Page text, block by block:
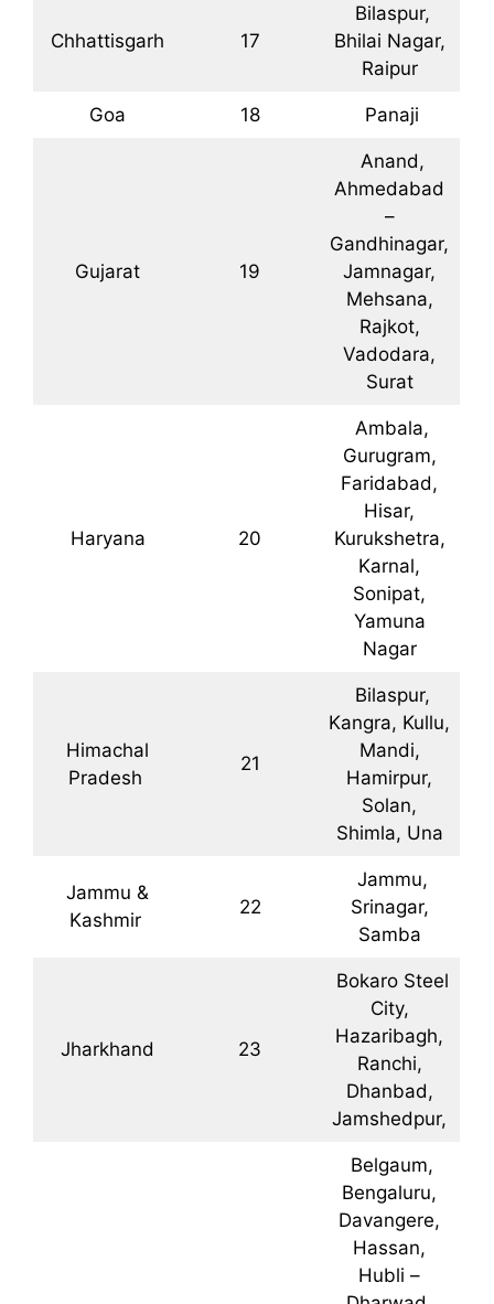
Chhattisgarh 17
Bilaspur,
Bhilai Nagar,
Raipur
Goa 18 Panaji
Gujarat 19
Anand,
Ahmedabad
–
Gandhinagar,
Jamnagar,
Mehsana,
Rajkot,
Vadodara,
Surat
Haryana 20
Ambala,
Gurugram,
Faridabad,
Hisar,
Kurukshetra,
Karnal,
Sonipat,
Yamuna
Nagar
Himachal
Pradesh
21
Bilaspur,
Kangra, Kullu,
Mandi,
Hamirpur,
Solan,
Shimla, Una
Jammu &
Kashmir
22
Jammu,
Srinagar,
Samba
Jharkhand 23
Bokaro Steel
City,
Hazaribagh,
Ranchi,
Dhanbad,
Jamshedpur,
Belgaum,
Bengaluru,
Davangere,
Hassan,
Hubli –